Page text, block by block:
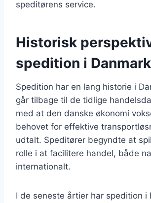
speditørens service.
Historisk
spedition i Danmark
Spedition har en lang historie i
går tilbage til de tidlige
med at den danske økonomi
behovet for effektive
udtalt. Speditører begyndte at
rolle i at facilitere handel, både
internationalt.
I de seneste årtier har spedition i